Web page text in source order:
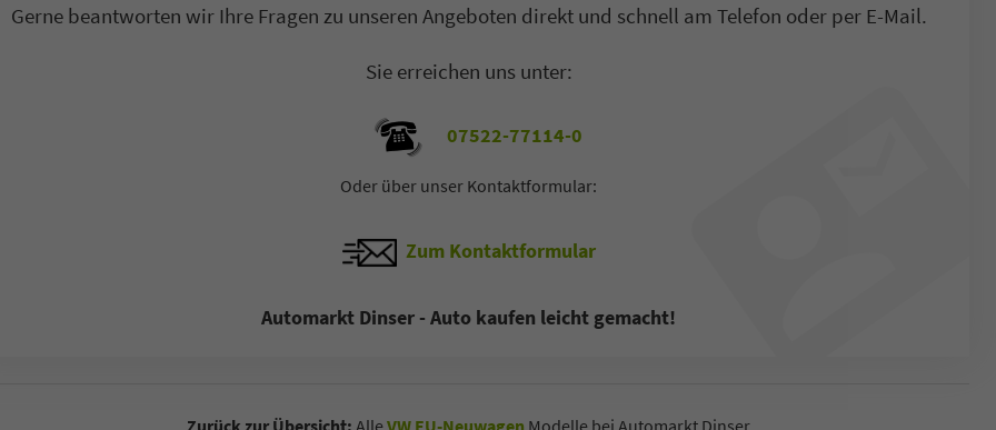
Gerne beantworten wir Ihre Fragen zu unseren Angeboten direkt und schnell am Telefon oder per E-Mail.
Sie erreichen uns unter:
07522-77114-0
Oder über unser Kontaktformular:
Zum Kontaktformular
Automarkt Dinser - Auto kaufen leicht gemacht!
Zurück zur Übersicht: AlleVW EU-Neuwagen Modelle bei Automarkt Dinser